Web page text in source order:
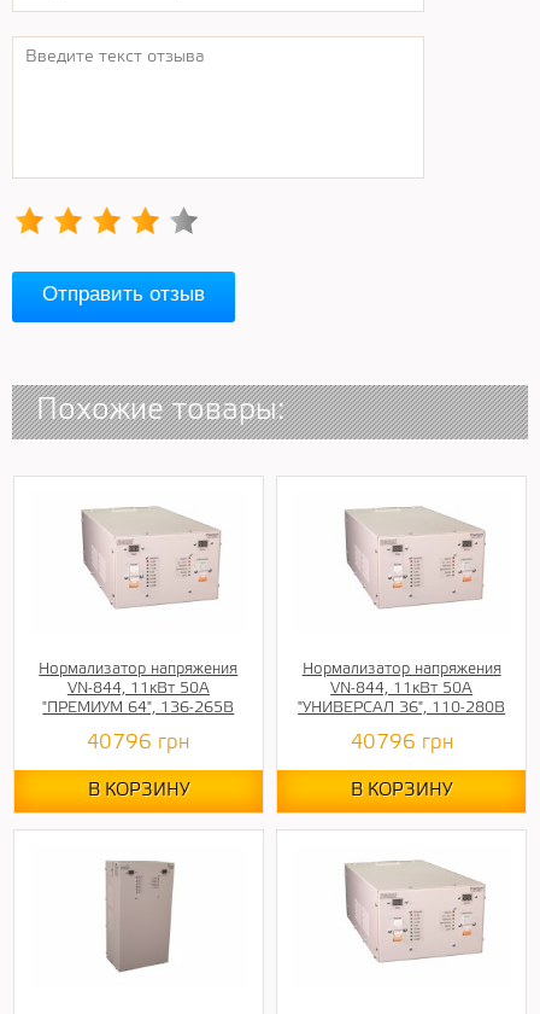
Отправить отзыв
Похожие товары:
Нормализатор напряжения
VN-844, 11кВт 50А
"ПРЕМИУМ 64", 136-265В
40796 грн
В КОРЗИНУ
Нормализатор напряжения
VN-844, 11кВт 50А
"УНИВЕРСАЛ 36", 110-280В
40796 грн
В КОРЗИНУ